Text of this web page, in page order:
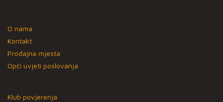
O nama
Kontakt
Prodajna mjesta
Opći uvjeti poslovanja
Klub povjerenja